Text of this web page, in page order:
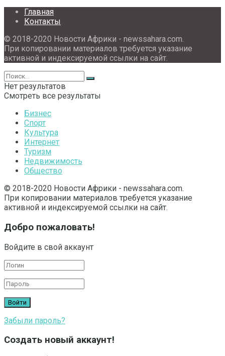
Главная
Контакты
© 2018-2020 Новости Африки - newssahara.com.
При копировании материалов требуется указание
активной и индексируемой ссылки на сайт.
Нет результатов
Смотреть все результаты
Бизнес
Спорт
Культура
Интернет
Туризм
Недвижимость
Общество
© 2018-2020 Новости Африки - newssahara.com.
При копировании материалов требуется указание
активной и индексируемой ссылки на сайт.
Добро пожаловать!
Войдите в свой аккаунт
Забыли пароль?
Создать новый аккаунт!